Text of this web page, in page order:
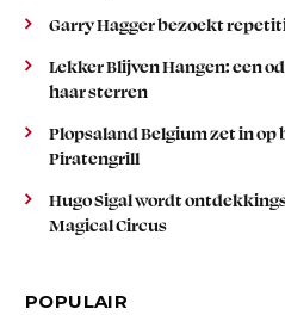
Garry Hagger bezoekt
Lekker Blijven Hangen: een
haar sterren
Plopsaland Belgium zet in
Piratengrill
Hugo Sigal wordt
Magical Circus
POPULAIR